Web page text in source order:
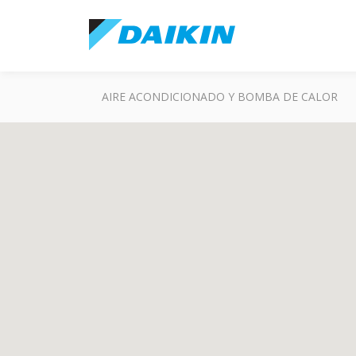
AIRE ACONDICIONADO Y BOMBA DE CALOR